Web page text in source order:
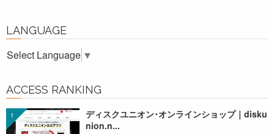
LANGUAGE
Select Language ▼
ACCESS RANKING
ディスクユニオン･オンラインショップ｜disku
nion.n...